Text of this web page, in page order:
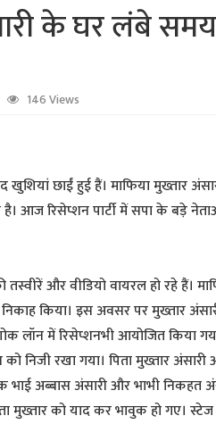
के घर लंबे
146 Views
छाईं हुई हैं। माफिया मुख्तार
आज रिसेप्शन पार्टी में सपा के बड़े
और वीडियो वायरल हो रहे हैं।
किया। इस अवसर पर मुख्तार
लॉन में रिसेप्शनभी आयोजित किया
निजी रखा गया। पिता मुख्तार
भाई अब्बास अंसारी और भाभी निकहत
मुख्तार को याद कर भावुक हो गए। स्टेज